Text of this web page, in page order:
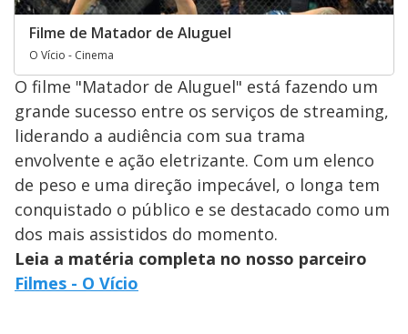
Filme de Matador de Aluguel
O Vício - Cinema
O filme "Matador de Aluguel" está fazendo um
grande sucesso entre os serviços de streaming,
liderando a audiência com sua trama
envolvente e ação eletrizante. Com um elenco
de peso e uma direção impecável, o longa tem
conquistado o público e se destacado como um
dos mais assistidos do momento.
Leia a matéria completa no nosso parceiro
Filmes - O Vício